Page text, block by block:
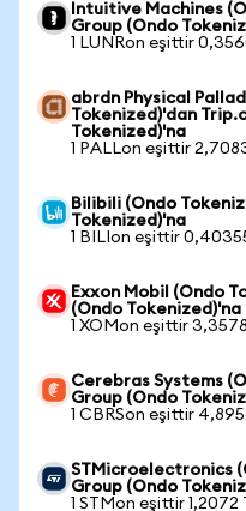
Intuitive Machines
Group (Ondo
1 LUNRon eşittir
abrdn Physical
Tokenized)'dan
Tokenized)'na
1 PALLon eşittir
Bilibili (Ondo
Tokenized)'na
1 BILIon eşittir
Exxon Mobil (Ondo
(Ondo Tokenized)'na
1 XOMon eşittir
Cerebras Systems
Group (Ondo
1 CBRSon eşittir
STMicroelectronics
Group (Ondo
1 STMon eşittir 1,2072